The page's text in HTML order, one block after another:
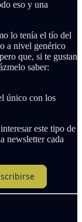
eso y una
lo tenía el tío del
a nivel genérico
que, si te gustan
saber:
único con los
este tipo de
newsletter cada